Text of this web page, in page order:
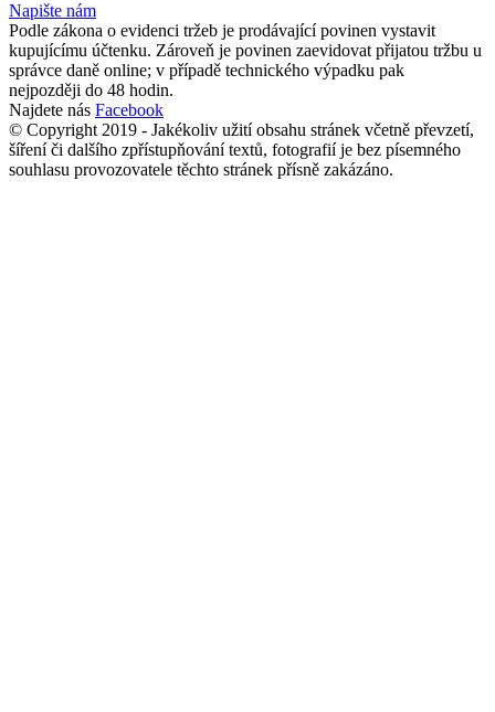
Napište nám
Podle zákona o evidenci tržeb je prodávající povinen vystavit
kupujícímu účtenku. Zároveň je povinen zaevidovat přijatou tržbu u
správce daně online; v případě technického výpadku pak
nejpozději do 48 hodin.
Najdete nás Facebook
© Copyright 2019 - Jakékoliv užití obsahu stránek včetně převzetí,
šíření či dalšího zpřístupňování textů, fotografií je bez písemného
souhlasu provozovatele těchto stránek přísně zakázáno.